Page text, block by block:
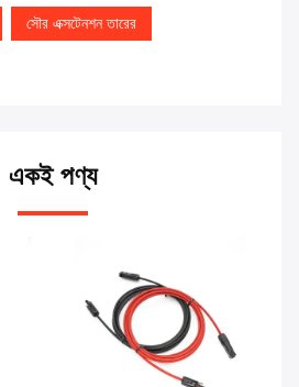
সৌর এক্সটেনশন তারের
একই পণ্য